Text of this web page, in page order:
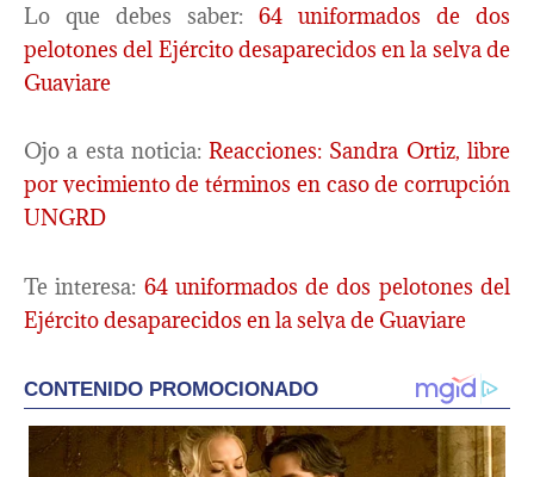
Lo que debes saber: 64 uniformados de dos
pelotones del Ejército desaparecidos en la selva de
Guaviare
Ojo a esta noticia:Reacciones: Sandra Ortiz, libre
por vecimiento de términos en caso de corrupción
UNGRD
Te interesa: 64 uniformados de dos pelotones del
Ejército desaparecidos en la selva de Guaviare